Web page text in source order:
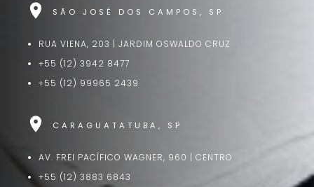
location_on SÃO JOSÉ DOS CAMPOS, SP
RUA VIENA, 203 | JARDIM OSWALDO CRUZ
+55 (12) 3942 8477
+55 (12) 99965 2439
location_on CARAGUATATUBA, SP
AV. FREI PACÍFICO WAGNER, 960 | CENTRO
+55 (12) 3883 6843